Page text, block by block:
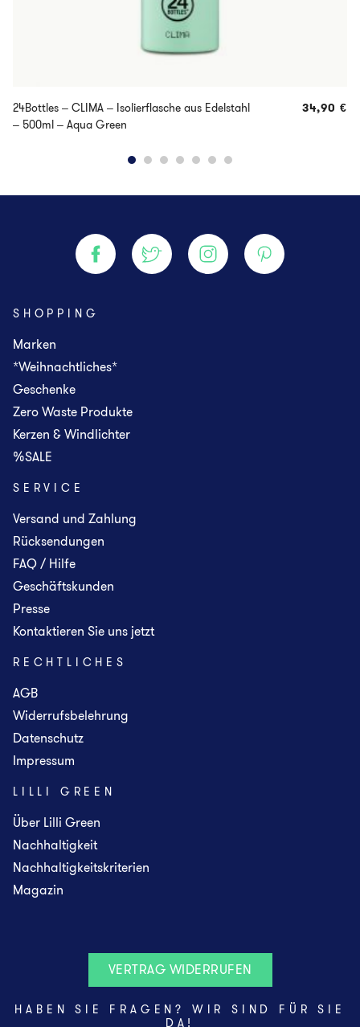
24Bottles – CLIMA – Isolierflasche aus Edelstahl
– 500ml – Aqua Green
34,90 €
SHOPPING
Marken
*Weihnachtliches*
Geschenke
Zero Waste Produkte
Kerzen & Windlichter
%SALE
SERVICE
Versand und Zahlung
Rücksendungen
FAQ / Hilfe
Geschäftskunden
Presse
Kontaktieren Sie uns jetzt
RECHTLICHES
AGB
Widerrufsbelehrung
Datenschutz
Impressum
LILLI GREEN
Über Lilli Green
Nachhaltigkeit
Nachhaltigkeitskriterien
Magazin
VERTRAG WIDERRUFEN
HABEN SIE FRAGEN? WIR SIND FÜR SIE
DA!